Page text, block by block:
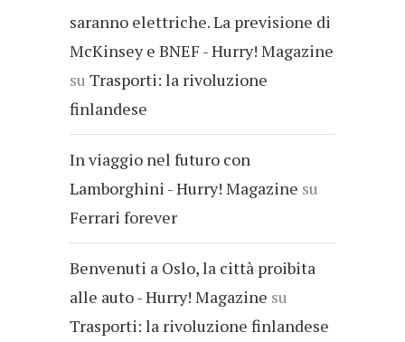
saranno elettriche. La previsione di
McKinsey e BNEF - Hurry! Magazine
su Trasporti: la rivoluzione
finlandese
In viaggio nel futuro con
Lamborghini - Hurry! Magazine su
Ferrari forever
Benvenuti a Oslo, la città proibita
alle auto - Hurry! Magazine su
Trasporti: la rivoluzione finlandese